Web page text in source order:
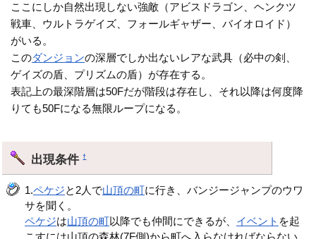
ここにしか自然出現しない強敵（アビスドラゴン、ヘンクツ
戦車、ウルトラゲイズ、フォールギャザー、バイオロイド）
がいる。
このダンジョンの深層でしか出ないレアな武具（必中の剣、
ゲイズの盾、プリズムの盾）が存在する。
表記上の最深階層は50Fだが階段は存在し、それ以降は何度降
りても50Fになる無限ループになる。
出現条件†
1.ペケジと2人で山頂の町に行き、バンジージャンプのウワ
サを聞く。
ペケジは山頂の町以降でも仲間にできるが、 イベント を起
こすには山頂の森林(7F側)から町へ入らなければならない。